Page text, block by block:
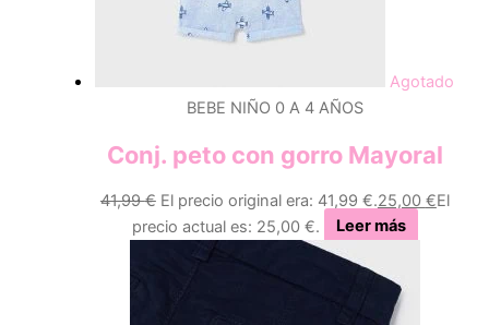
Agotado
BEBE NIÑO 0 A 4 AÑOS
Conj. peto con gorro Mayoral
41,99€ El precio original era: 41,99 €.25,00 €El
precio actual es: 25,00 €.
Leer más